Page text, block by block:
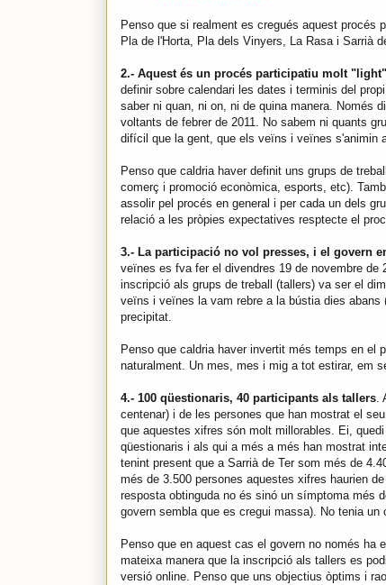
Penso que si realment es cregués aquest procés
Pla de l'Horta, Pla dels Vinyers, La Rasa i Sarrià
2.- Aquest és un procés participatiu molt
definir sobre calendari les dates i terminis del
saber ni quan, ni on, ni de quina manera. Només
voltants de febrer de 2011. No sabem ni quants
difícil que la gent, que els veïns i veïnes s'animin
Penso que caldria haver definit uns grups de
comerç i promoció econòmica, esports, etc).
assolir pel procés en general i per cada un dels
relació a les pròpies expectatives resptecte el
3.- La participació no vol presses, i el govern
veïnes es fva fer el divendres 19 de novembre de
inscripció als grups de treball (tallers) va ser el
veïns i veïnes la vam rebre a la bústia dies
precipitat.
Penso que caldria haver invertit més temps en el
naturalment. Un mes, mes i mig a tot estirar, em
4.- 100 qüestionaris, 40 participants als tallers
centenar) i de les persones que han mostrat el
que aquestes xifres són molt millorables. Ei,
qüestionaris i als qui a més a més han mostrat
tenint present que a Sarrià de Ter som més de
més de 3.500 persones aquestes xifres haurien
resposta obtinguda no és sinó un símptoma més
govern sembla que es cregui massa). No tenia
Penso que en aquest cas el govern no només
mateixa manera que la inscripció als tallers es
versió online. Penso que uns objectius òptims i